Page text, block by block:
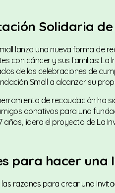
Solidaria
lanza una nueva forma de
con cáncer y sus familias: La
de las celebraciones de
Small a alcanzar su
de recaudación ha
donativos para una
años, lidera el proyecto de La
para hacer una
razones para crear una